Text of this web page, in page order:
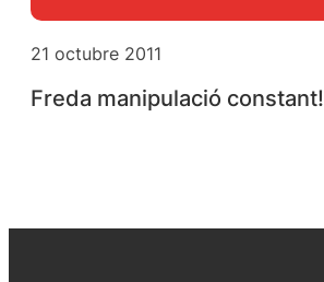
21 octubre 2011
Freda manipulació constant!